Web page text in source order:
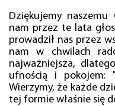
Dziękujemy
nam przez te lata
prowadził nas przez
nam w chwilach
najważniejsza,
ufnością i pokojem:
Wierzymy, że każde
tej formie właśnie się